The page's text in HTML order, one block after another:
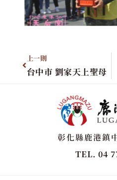
上一則
台中市 劉家天上聖母
彰化縣鹿港鎮
TEL. 04